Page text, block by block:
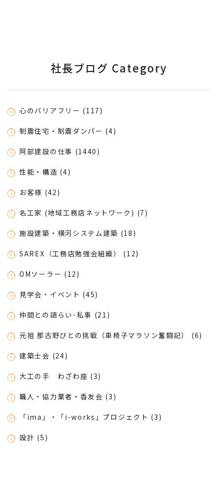
社長ブログ Category
心のバリアフリー (117)
制震住宅・制震ダンパー (4)
阿部建設の仕事 (1440)
性能・構造 (4)
お客様 (42)
名工家 (地域工務店ネットワーク) (7)
施設建築・横河システム建築 (18)
SAREX（工務店勉強会組織） (12)
OMソーラー (12)
見学会・イベント (45)
仲間との語らい･私事 (21)
元祖 那古野びとの挑戦（車椅子マラソン奮闘記） (6)
建築士会 (24)
大工の手 わざわ座 (3)
職人・協力業者・香友会 (3)
「ima」・「i-works」プロジェクト (3)
設計 (5)